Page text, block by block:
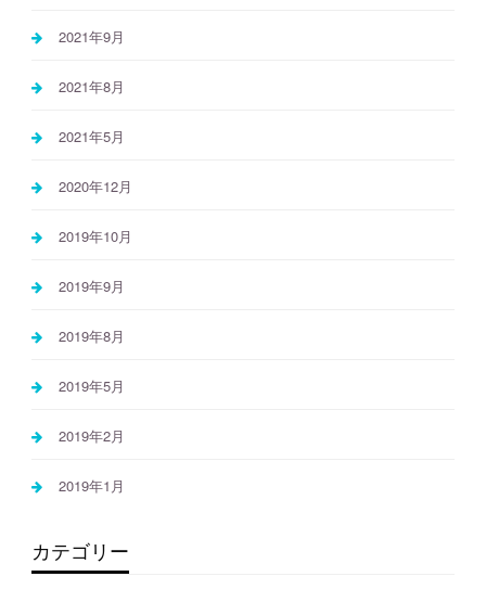
2021年9月
2021年8月
2021年5月
2020年12月
2019年10月
2019年9月
2019年8月
2019年5月
2019年2月
2019年1月
カテゴリー